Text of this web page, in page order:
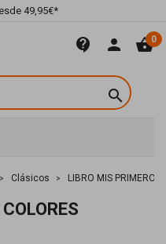
49,95€*
contact_support person shopping_basket0

Clásicos LIBRO MIS